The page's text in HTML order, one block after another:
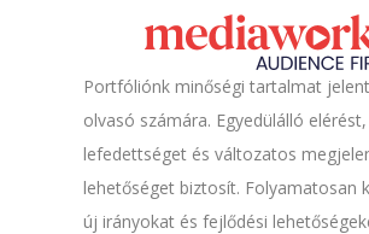
Portfóliónk minőségi tartalmat
olvasó számára. Egyedülálló
lefedettséget és változatos
lehetőséget biztosít. Folyamatosan
új irányokat és fejlődési